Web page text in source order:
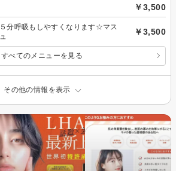
￥3,500
分呼吸もしやすくなります☆マス
￥3,500
すべてのメニューを見る
その他の情報を表示